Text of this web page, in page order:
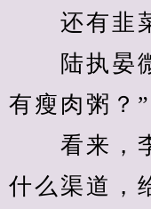
还有韭菜
陆执晏微
有瘦肉粥？”
看来，李
什么渠道，